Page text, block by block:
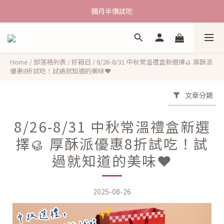
熱銷九宮格~ 宅配優惠送到家
彌月半價試吃
【父親節蛋糕】專屬爸爸的清爽美味，7/31前享 9 折早鳥禮遇
Home / 部落格列表 /好箱日 / 8/26-8/31 中秋常溫禮盒新選擇🥮 厚酥派
優惠8折試吃！試過就知道的美味❤️
文章分類
8/26-8/31 中秋常溫禮盒新選
擇🥮 厚酥派優惠8折試吃！試
過就知道的美味❤️
2025-08-26